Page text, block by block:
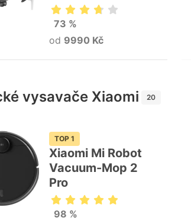
73 %
od 9990 Kč
vysavače Xiaomi 20
TOP 1
Xiaomi Mi Robot
Vacuum-Mop 2
Pro
98 %